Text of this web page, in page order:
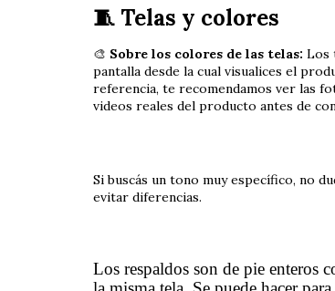
🧵 Telas y colores
🎨 Sobre los colores de las telas: Los
pantalla desde la cual visualices el
referencia, te recomendamos ver las
videos reales del producto antes de
Si buscás un tono muy específico, no
evitar diferencias.
Los respaldos son de pie enteros